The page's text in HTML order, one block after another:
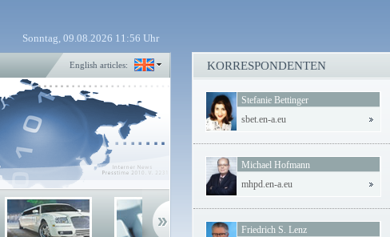
Sonntag, 09.08.2026 11:56 Uhr
English articles: KORRESPONDENTEN
Stefanie Bettinger
sbet.en-a.eu
Michael Hofmann
mhpd.en-a.eu
Friedrich S. Lenz